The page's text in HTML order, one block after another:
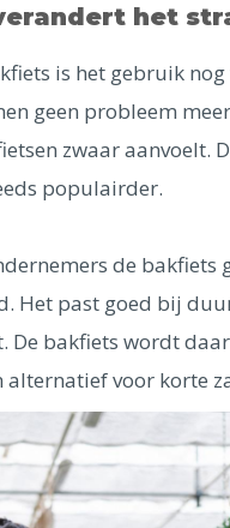
het
is het gebruik
geen probleem
zwaar aanvoelt.
populairder.
de bakfiets
Het past goed bij
De bakfiets wordt
alternatief voor korte